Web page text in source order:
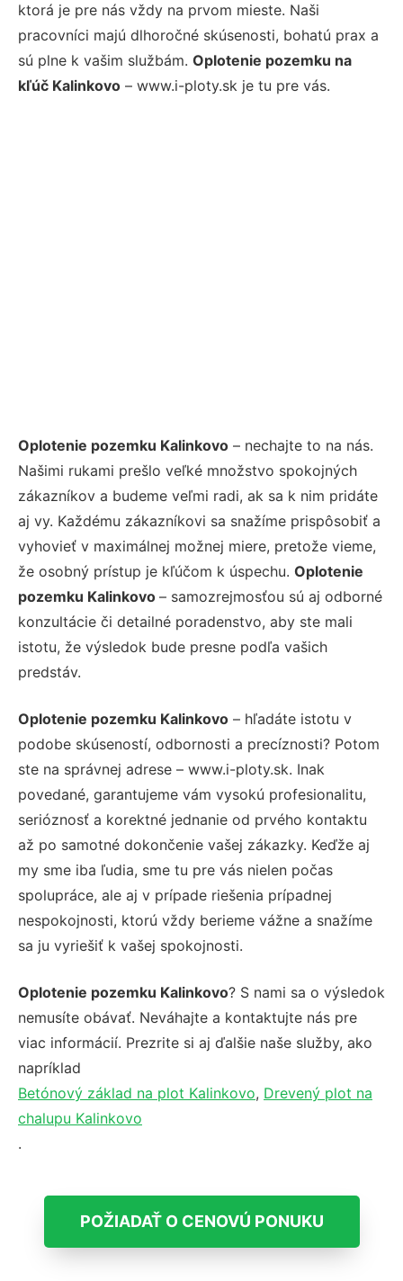
ktorá je pre nás vždy na prvom mieste. Naši
pracovníci majú dlhoročné skúsenosti, bohatú prax a
sú plne k vašim službám. Oplotenie pozemku na
kľúč Kalinkovo – www.i-ploty.sk je tu pre vás.
Oplotenie pozemku Kalinkovo – nechajte to na nás.
Našimi rukami prešlo veľké množstvo spokojných
zákazníkov a budeme veľmi radi, ak sa k nim pridáte
aj vy. Každému zákazníkovi sa snažíme prispôsobiť a
vyhovieť v maximálnej možnej miere, pretože vieme,
že osobný prístup je kľúčom k úspechu. Oplotenie
pozemku Kalinkovo – samozrejmosťou sú aj odborné
konzultácie či detailné poradenstvo, aby ste mali
istotu, že výsledok bude presne podľa vašich
predstáv.
Oplotenie pozemku Kalinkovo – hľadáte istotu v
podobe skúseností, odbornosti a precíznosti? Potom
ste na správnej adrese – www.i-ploty.sk. Inak
povedané, garantujeme vám vysokú profesionalitu,
serióznosť a korektné jednanie od prvého kontaktu
až po samotné dokončenie vašej zákazky. Keďže aj
my sme iba ľudia, sme tu pre vás nielen počas
spolupráce, ale aj v prípade riešenia prípadnej
nespokojnosti, ktorú vždy berieme vážne a snažíme
sa ju vyriešiť k vašej spokojnosti.
Oplotenie pozemku Kalinkovo? S nami sa o výsledok
nemusíte obávať. Neváhajte a kontaktujte nás pre
viac informácií. Prezrite si aj ďalšie naše služby, ako
napríklad
Betónový základ na plot Kalinkovo, Drevený plot na
chalupu Kalinkovo
.
POŽIADAŤ O CENOVÚ PONUKU